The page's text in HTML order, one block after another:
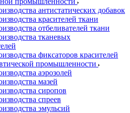
антистатических добавок
красителей ткани
отбеливателей ткани
тканевых
фиксаторов красителей
промышленности
аэрозолей
мазей
сиропов
спреев
эмульсий